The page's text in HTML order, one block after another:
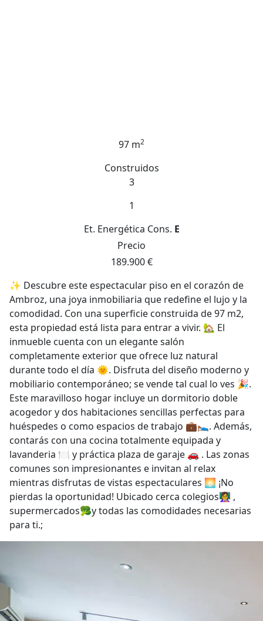
97 m2
Construidos
3
1
Et. Energética Cons. E
Precio
189.900 €
✨ Descubre este espectacular piso en el corazón de
Ambroz, una joya inmobiliaria que redefine el lujo y la
comodidad. Con una superficie construida de 97 m2,
esta propiedad está lista para entrar a vivir. 🏡 El
inmueble cuenta con un elegante salón
completamente exterior que ofrece luz natural
durante todo el día 🌞. Disfruta del diseño moderno y
mobiliario contemporáneo; se vende tal cual lo ves 🎉.
Este maravilloso hogar incluye un dormitorio doble
acogedor y dos habitaciones sencillas perfectas para
huéspedes o como espacios de trabajo 💼🛌. Además,
contarás con una cocina totalmente equipada y
lavanderia 🍽️ y práctica plaza de garaje 🚗 . Las zonas
comunes son impresionantes e invitan al relax
mientras disfrutas de vistas espectaculares 🌅 ¡No
pierdas la oportunidad! Ubicado cerca colegios👩‍🏫 ,
supermercados🥦y todas las comodidades necesarias
para ti.;